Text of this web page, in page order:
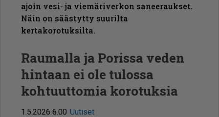
ajoin vesi- ja viemäriverkon saneeraukset.
Näin on säästytty suurilta
kertakorotuksilta.
Raumalla ja Porissa veden
hintaan ei ole tulossa
kohtuuttomia korotuksia
1.5.2026 6.00 Uutiset